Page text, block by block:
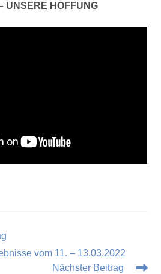
UNSERE HOFFUNG
vom 11. – 13.03.2022
Nächster Beitrag